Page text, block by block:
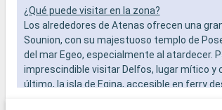
¿Qué puede visitar en la zona?
Los alrededores de Atenas ofrecen una
Sounion, con su majestuoso templo de
del mar Egeo, especialmente al atardecer.
imprescindible visitar Delfos, lugar mítico y
último, la isla de Egina, accesible en ferry